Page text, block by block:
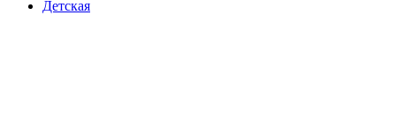
Детская